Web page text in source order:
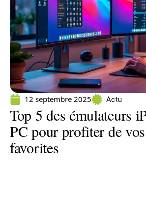
12 septembre 2025 Actu
Top 5 des émulateurs
PC pour profiter de
favorites